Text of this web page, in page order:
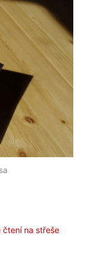
čtení na střeše